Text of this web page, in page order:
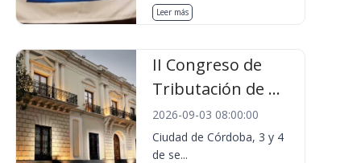
Leer más
II Congreso de
Tributación de ...
2026-09-03 08:00:00
Ciudad de Córdoba, 3 y 4
de se...